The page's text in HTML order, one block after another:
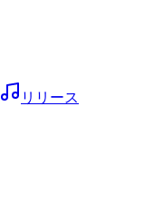
リリース